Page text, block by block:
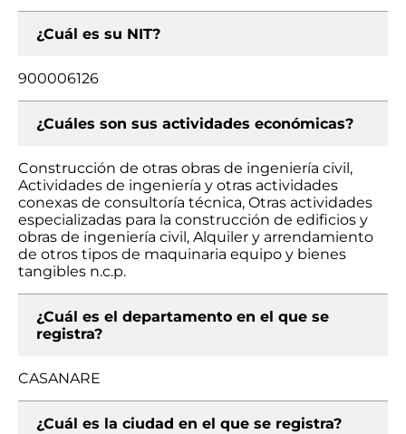
¿Cuál es su NIT?
900006126
¿Cuáles son sus actividades económicas?
Construcción de otras obras de ingeniería civil,
Actividades de ingeniería y otras actividades
conexas de consultoría técnica, Otras actividades
especializadas para la construcción de edificios y
obras de ingeniería civil, Alquiler y arrendamiento
de otros tipos de maquinaria equipo y bienes
tangibles n.c.p.
¿Cuál es el departamento en el que se
registra?
CASANARE
¿Cuál es la ciudad en el que se registra?